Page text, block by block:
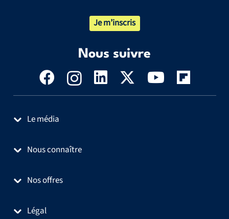
Je m’inscris
Nous suivre
Le média
Nous connaître
Nos offres
Légal